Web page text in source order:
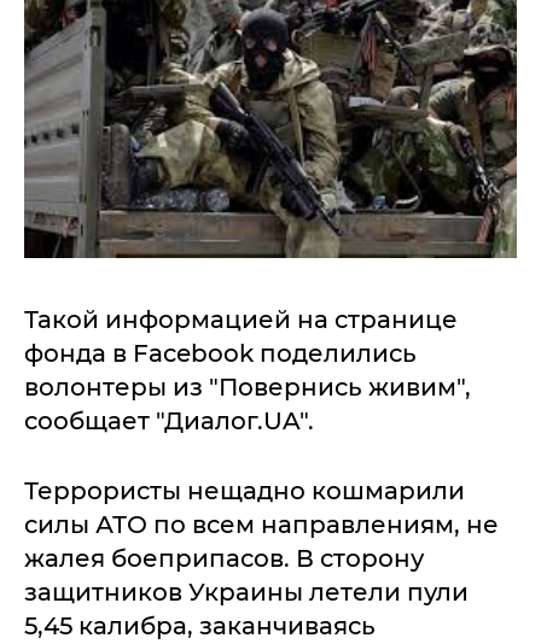
Такой информацией на странице
фонда в Facebook поделились
волонтеры из "Повернись живим",
сообщает "Диалог.UA".
Террористы нещадно кошмарили
силы АТО по всем направлениям, не
жалея боеприпасов. В сторону
защитников Украины летели пули
5,45 калибра, заканчиваясь